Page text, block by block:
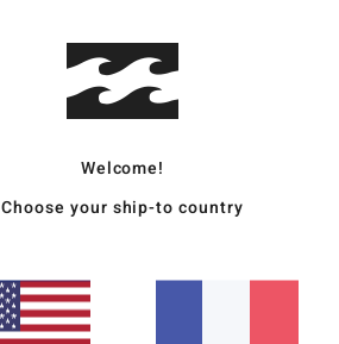
Welcome!
Choose your ship-to country